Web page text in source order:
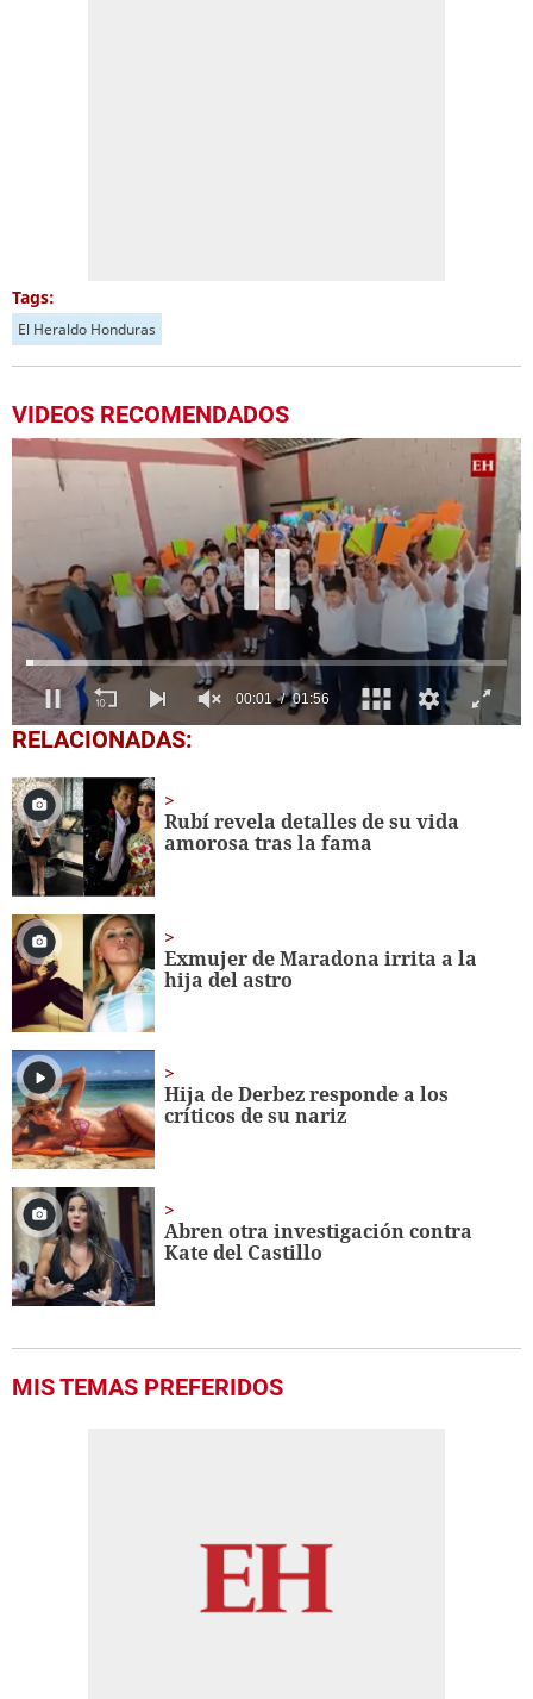
Tags:
El Heraldo Honduras
VIDEOS RECOMENDADOS
0
seconds
1
minute,
56
seconds
RELACIONADAS:
Rubí revela detalles de su vida
amorosa tras la fama
Exmujer de Maradona irrita a la
hija del astro
Hija de Derbez responde a los
críticos de su nariz
Abren otra investigación contra
Kate del Castillo
MIS TEMAS PREFERIDOS